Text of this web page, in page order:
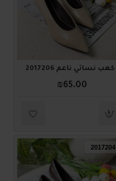
كعب نسائي ناعم 2017206
₪65.00
2017204